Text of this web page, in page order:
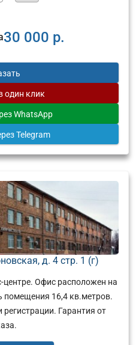
30 000 р.
один клик
WhatsApp
Telegram
д. 4 стр. 1 (г)
центре. Офис расположен на
16,4 кв.метров.
регистрации. Гарантия от